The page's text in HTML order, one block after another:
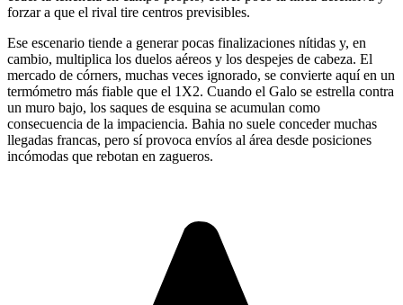
forzar a que el rival tire centros previsibles.
Ese escenario tiende a generar pocas finalizaciones nítidas y, en
cambio, multiplica los duelos aéreos y los despejes de cabeza. El
mercado de córners, muchas veces ignorado, se convierte aquí en un
termómetro más fiable que el 1X2. Cuando el Galo se estrella contra
un muro bajo, los saques de esquina se acumulan como
consecuencia de la impaciencia. Bahia no suele conceder muchas
llegadas francas, pero sí provoca envíos al área desde posiciones
incómodas que rebotan en zagueros.